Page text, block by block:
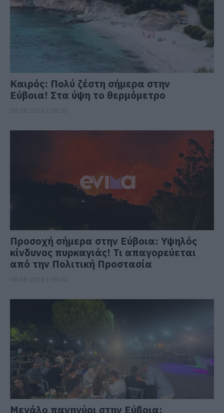
Καιρός: Πολύ ζέστη σήμερα στην
Εύβοια! Στα ύψη το θερμόμετρο
Προσοχή σήμερα στην Εύβοια: Υψηλός
κίνδυνος πυρκαγιάς! Τι απαγορεύεται
από την Πολιτική Προστασία
Μεγάλο πανηγύρι στην Εύβοια: